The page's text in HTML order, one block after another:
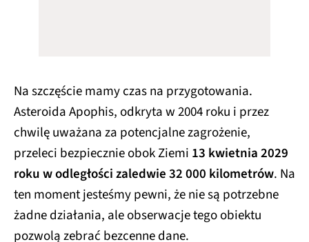
Na szczęście mamy czas na przygotowania.
Asteroida Apophis, odkryta w 2004 roku i przez
chwilę uważana za potencjalne zagrożenie,
przeleci bezpiecznie obok Ziemi 13 kwietnia 2029
roku w odległości zaledwie 32 000 kilometrów. Na
ten moment jesteśmy pewni, że nie są potrzebne
żadne działania, ale obserwacje tego obiektu
pozwolą zebrać bezcenne dane.